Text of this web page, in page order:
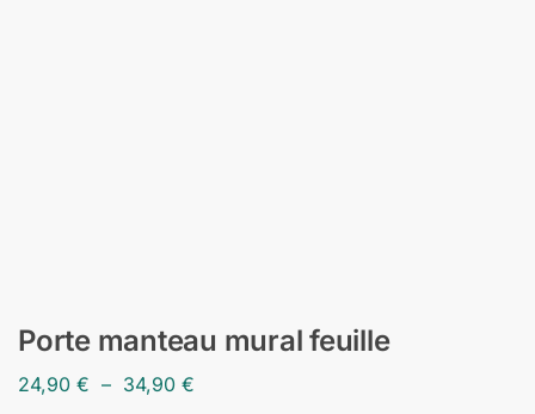
Porte manteau mural feuille
24,90 € – 34,90 €